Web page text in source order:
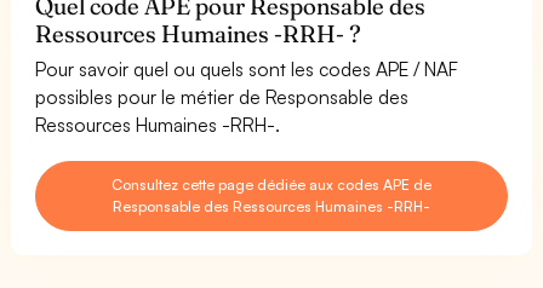
Quel code APE pour Responsable des
Ressources Humaines -RRH- ?
Pour savoir quel ou quels sont les codes APE / NAF
possibles pour le métier de Responsable des
Ressources Humaines -RRH-.
Consultez cette page dédiée aux codes APE de
Responsable des Ressources Humaines -RRH-